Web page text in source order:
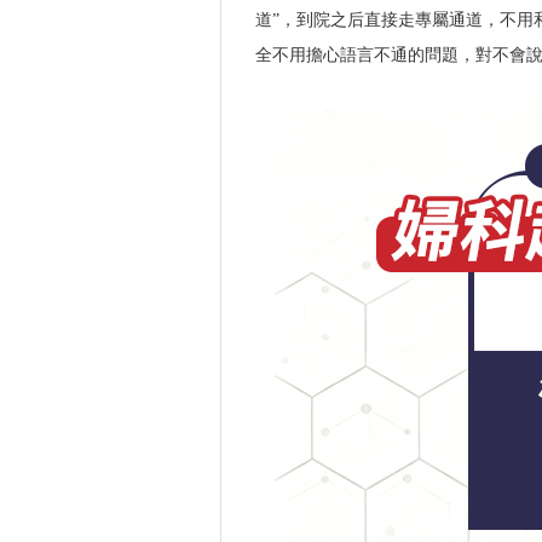
道”，到院之后直接走專屬通道，不
全不用擔心語言不通的問題，對不會